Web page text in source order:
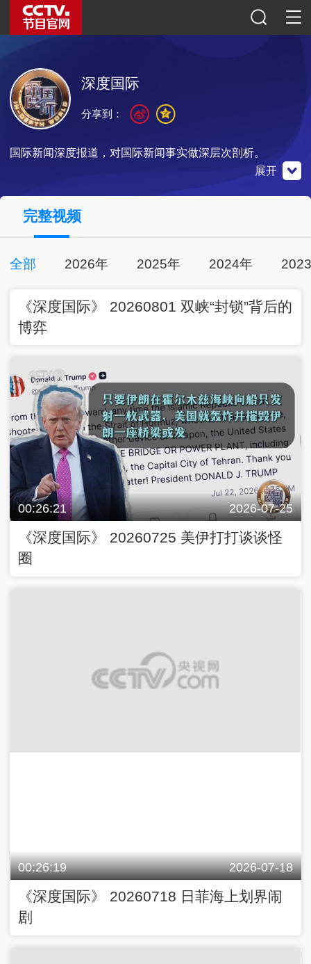
深度国际
国际新闻深度报道，对国际新闻事实做深层次剖析。
央视影音
点击下载
展开
分享到：
完整视频
全部 2026年 2025年 2024年
《深度国际》 20260801 双峡“封锁”背后的
博弈
00:26:21 2026-07-25
《深度国际》 20260725 美伊打打谈谈怪
圈
00:26:19 2026-07-18
《深度国际》 20260718 日菲海上划界闹
剧